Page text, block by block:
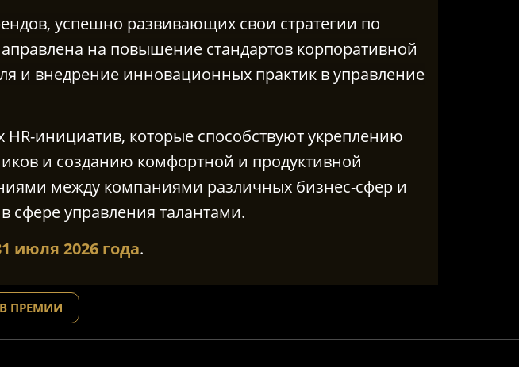
успешно развивающих свои стратегии по
на повышение стандартов корпоративной
и внедрение инновационных практик в управление
инициатив, которые способствуют укреплению
и созданию комфортной и продуктивной
между компаниями различных бизнес-сфер и
сфере управления талантами.
июля 2026 года.
ПРЕМИИ